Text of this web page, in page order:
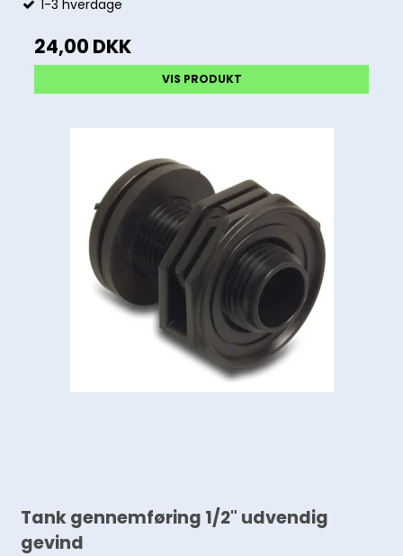
1-3 hverdage
24,00 DKK
VIS PRODUKT
Tank gennemføring 1/2" udvendig
gevind